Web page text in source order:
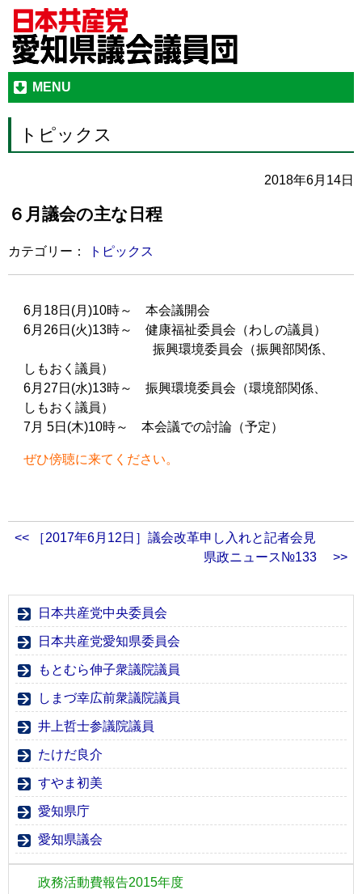
MENU
トピックス
2018年6月14日
６月議会の主な日程
カテゴリー： トピックス
6月18日(月)10時～ 本会議開会
6月26日(火)13時～ 健康福祉委員会（わしの議員）
振興環境委員会（振興部関係、
しもおく議員）
6月27日(水)13時～ 振興環境委員会（環境部関係、
しもおく議員）
7月 5日(木)10時～ 本会議での討論（予定）
ぜひ傍聴に来てください。
<< ［2017年6月12日］議会改革申し入れと記者会見
県政ニュース№133 >>
日本共産党中央委員会
日本共産党愛知県委員会
もとむら伸子衆議院議員
しまづ幸広前衆議院議員
井上哲士参議院議員
たけだ良介
すやま初美
愛知県庁
愛知県議会
政務活動費報告2015年度